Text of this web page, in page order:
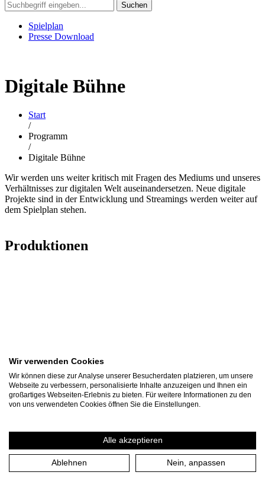
Suchen
Spielplan
Presse Download
Digitale Bühne
Start
/
Programm
/
Digitale Bühne
Wir werden uns weiter kritisch mit Fragen des Mediums und unseres
Verhältnisses zur digitalen Welt auseinandersetzen. Neue digitale
Projekte sind in der Entwicklung und Streamings werden weiter auf
dem Spielplan stehen.
Produktionen
UN/GEWISSE
Wir verwenden Cookies
Wir können diese zur Analyse unserer Besucherdaten platzieren, um unsere
Webseite zu verbessern, personalisierte Inhalte anzuzeigen und Ihnen ein
großartiges Webseiten-Erlebnis zu bieten. Für weitere Informationen zu den
von uns verwendeten Cookies öffnen Sie die Einstellungen.
Alle akzeptieren
Ablehnen Nein, anpassen